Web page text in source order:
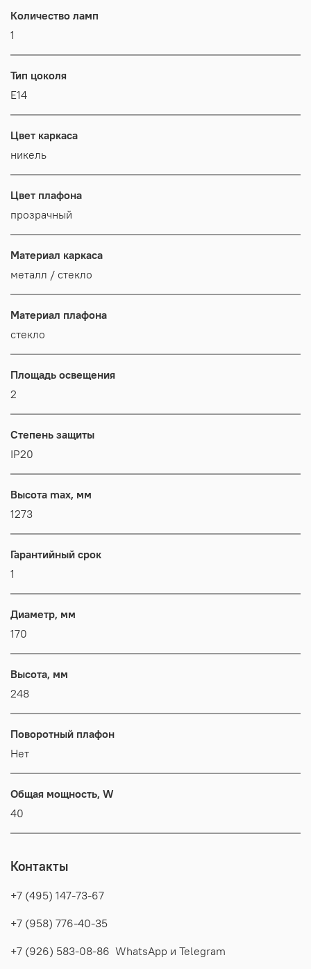
Количество ламп
1
Тип цоколя
E14
Цвет каркаса
никель
Цвет плафона
прозрачный
Материал каркаса
металл / стекло
Материал плафона
стекло
Площадь освещения
2
Степень защиты
IP20
Высота max, мм
1273
Гарантийный срок
1
Диаметр, мм
170
Высота, мм
248
Поворотный плафон
Нет
Общая мощность, W
40
Контакты
+7 (495) 147-73-67
+7 (958) 776-40-35
+7 (926) 583-08-86 WhatsApp и Telegram